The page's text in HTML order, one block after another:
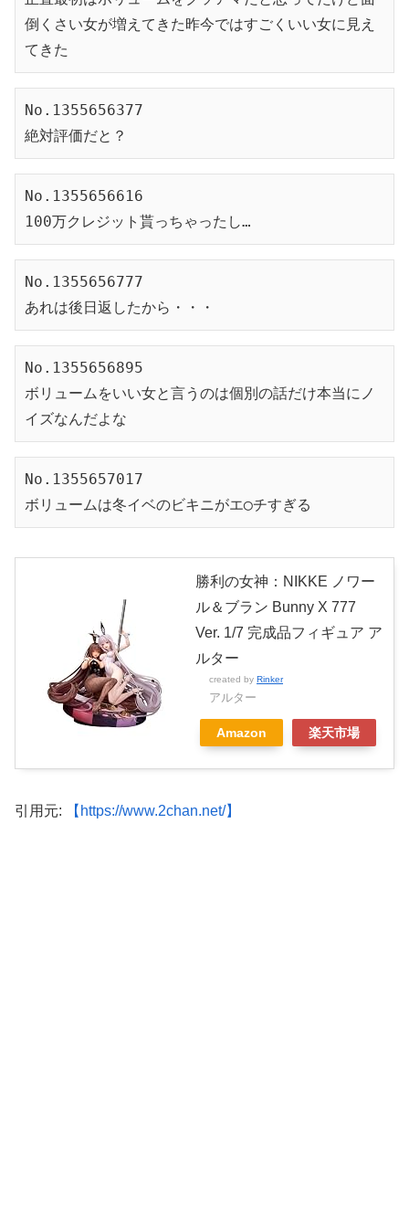
倒くさい女が増えてきた昨今ではすごくいい女に見え
てきた
No.1355656377
絶対評価だと？
No.1355656616
100万クレジット貰っちゃったし…
No.1355656777
あれは後日返したから・・・
No.1355656895
ボリュームをいい女と言うのは個別の話だけ本当にノ
イズなんだよな
No.1355657017
ボリュームは冬イベのビキニがエ◯チすぎる
勝利の女神：NIKKE ノワー
ル＆ブラン Bunny X 777
Ver. 1/7 完成品フィギュア ア
ルター
created by Rinker
アルター
Amazon 楽天市場
引用元: 【https://www.2chan.net/】